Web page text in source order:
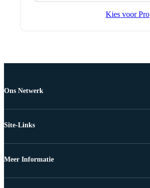
Kies voor Pro
Ons Netwerk
Site-Links
Meer Informatie